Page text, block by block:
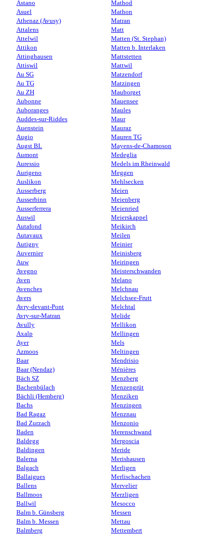
Astano
Asuel
Athenaz (Avusy)
Attalens
Attelwil
Attikon
Attinghausen
Attiswil
Au SG
Au TG
Au ZH
Aubonne
Auboranges
Auddes-sur-Riddes
Auenstein
Augio
Augst BL
Aumont
Auressio
Aurigeno
Auslikon
Ausserberg
Ausserbinn
Ausserferrera
Auswil
Autafond
Autavaux
Autigny
Auvernier
Auw
Avegno
Aven
Avenches
Avers
Avry-devant-Pont
Avry-sur-Matran
Avully
Axalp
Ayer
Azmoos
Baar
Baar (Nendaz)
Bäch SZ
Bachenbülach
Bächli (Hemberg)
Bachs
Bad Ragaz
Bad Zurzach
Baden
Baldegg
Baldingen
Balerna
Balgach
Ballaigues
Ballens
Ballmoos
Ballwil
Balm b. Günsberg
Balm b. Messen
Balmberg
Mathod
Mathon
Matran
Matt
Matten (St. Stephan)
Matten b. Interlaken
Mattstetten
Mattwil
Matzendorf
Matzingen
Mauborget
Mauensee
Maules
Maur
Mauraz
Mauren TG
Mayens-de-Chamoson
Medeglia
Medels im Rheinwald
Meggen
Mehlsecken
Meien
Meienberg
Meienried
Meierskappel
Meikirch
Meilen
Meinier
Meinisberg
Meiringen
Meisterschwanden
Melano
Melchnau
Melchsee-Frutt
Melchtal
Melide
Mellikon
Mellingen
Mels
Meltingen
Mendrisio
Ménières
Menzberg
Menzengrüt
Menziken
Menzingen
Menznau
Menzonio
Merenschwand
Mergoscia
Meride
Merishausen
Merligen
Merlischachen
Mervelier
Merzligen
Mesocco
Messen
Mettau
Mettembert